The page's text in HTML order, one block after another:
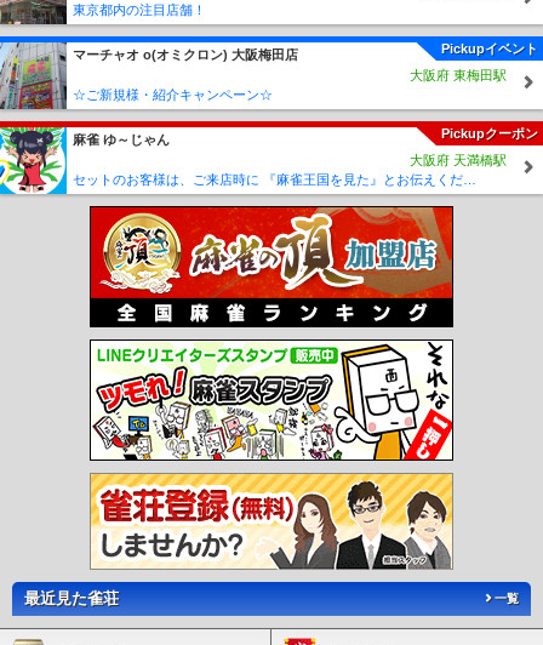
東京都内の注目店舗！
Pickupイベント
マーチャオ ο(オミクロン) 大阪梅田店
大阪府 東梅田駅
☆ご新規様・紹介キャンペーン☆
Pickupクーポン
麻雀 ゆ～じゃん
大阪府 天満橋駅
最近見た雀荘 一覧